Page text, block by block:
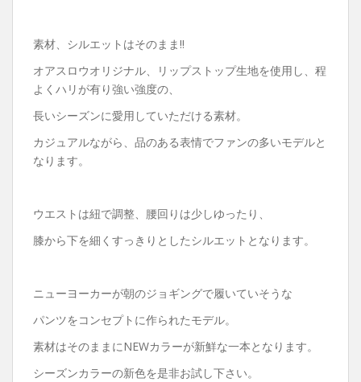
素材、シルエットはそのまま‼︎
オアスロウオリジナル、リップストップ生地を使用し、程
よくハリが有り強い強度の、
長いシーズンに愛用していただける素材。
カジュアルながら、品のある表情でファンの多いモデルと
なります。
ウエストは紐で調整、腰回りは少しゆったり、
膝から下を細くすっきりとしたシルエットとなります。
ニューヨーカーが朝のジョギングで履いていそうな
パンツをコンセプトに作られたモデル。
素材はそのままにNEWカラーが新鮮な一本となります。
シーズンカラーの新色を是非お試し下さい。